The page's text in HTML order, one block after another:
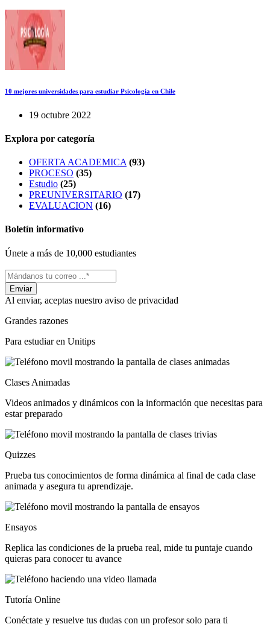
10 mejores universidades para estudiar Psicología en Chile
19 octubre 2022
Explora por categoría
OFERTA ACADEMICA (93)
PROCESO (35)
Estudio (25)
PREUNIVERSITARIO (17)
EVALUACION (16)
Boletín informativo
Únete a más de 10,000 estudiantes
Al enviar, aceptas nuestro aviso de privacidad
Grandes razones
Para estudiar en Unitips
Clases Animadas
Videos animados y dinámicos con la información que necesitas para
estar preparado
Quizzes
Prueba tus conocimientos de forma dinámica al final de cada clase
animada y asegura tu aprendizaje.
Ensayos
Replica las condiciones de la prueba real, mide tu puntaje cuando
quieras para conocer tu avance
Tutoría Online
Conéctate y resuelve tus dudas con un profesor solo para ti